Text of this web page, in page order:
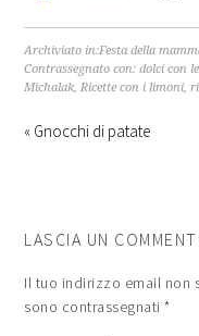
Archiviato in:Festa della
Contrassegnato con:dolci con
Michalak,Ricette con i limoni,
« Gnocchi di patate
LASCIA UN
Il tuo indirizzo email non
sono contrassegnati*